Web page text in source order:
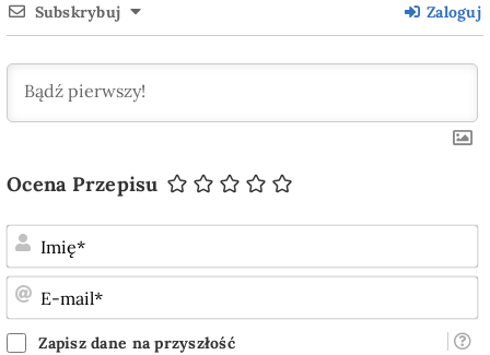
Subskrybuj Zaloguj
Ocena Przepisu
Zapisz dane na przyszłość